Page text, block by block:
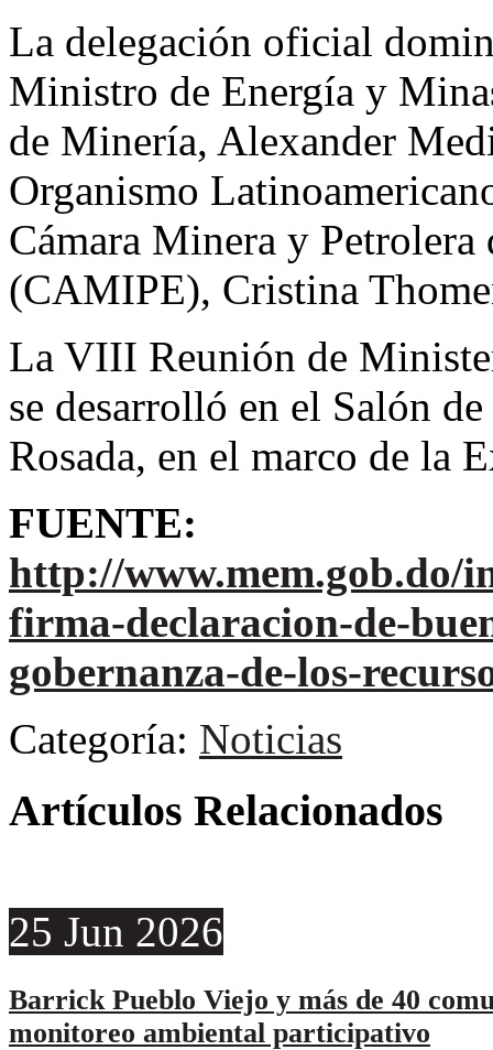
La delegación oficial
Ministro de Energía y
de Minería, Alexander
Organismo
Cámara Minera y
(CAMIPE), Cristina
La VIII Reunión de
se desarrolló en el Salón
Rosada, en el marco de la
FUENTE:
http://www.mem.gob.do/
firma-declaracion-de-
gobernanza-de-los-
Categoría: Noticias
Artículos Relacionados
25 Jun 2026
Barrick Pueblo Viejo y más de 40
monitoreo ambiental participativo